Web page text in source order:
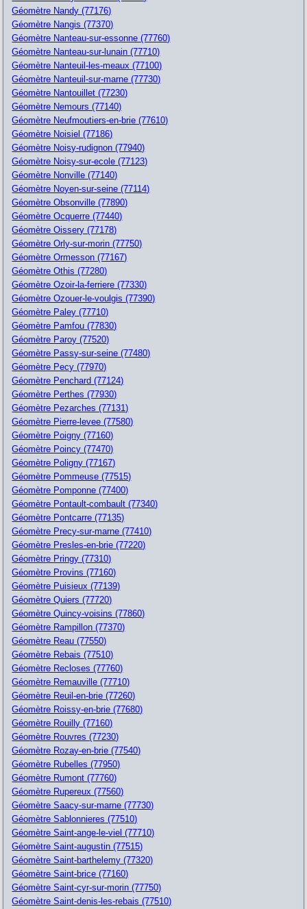
Géomètre Nandy (77176)
Géomètre Nangis (77370)
Géomètre Nanteau-sur-essonne (77760)
Géomètre Nanteau-sur-lunain (77710)
Géomètre Nanteuil-les-meaux (77100)
Géomètre Nanteuil-sur-marne (77730)
Géomètre Nantouillet (77230)
Géomètre Nemours (77140)
Géomètre Neufmoutiers-en-brie (77610)
Géomètre Noisiel (77186)
Géomètre Noisy-rudignon (77940)
Géomètre Noisy-sur-ecole (77123)
Géomètre Nonville (77140)
Géomètre Noyen-sur-seine (77114)
Géomètre Obsonville (77890)
Géomètre Ocquerre (77440)
Géomètre Oissery (77178)
Géomètre Orly-sur-morin (77750)
Géomètre Ormesson (77167)
Géomètre Othis (77280)
Géomètre Ozoir-la-ferriere (77330)
Géomètre Ozouer-le-voulgis (77390)
Géomètre Paley (77710)
Géomètre Pamfou (77830)
Géomètre Paroy (77520)
Géomètre Passy-sur-seine (77480)
Géomètre Pecy (77970)
Géomètre Penchard (77124)
Géomètre Perthes (77930)
Géomètre Pezarches (77131)
Géomètre Pierre-levee (77580)
Géomètre Poigny (77160)
Géomètre Poincy (77470)
Géomètre Poligny (77167)
Géomètre Pommeuse (77515)
Géomètre Pomponne (77400)
Géomètre Pontault-combault (77340)
Géomètre Pontcarre (77135)
Géomètre Precy-sur-marne (77410)
Géomètre Presles-en-brie (77220)
Géomètre Pringy (77310)
Géomètre Provins (77160)
Géomètre Puisieux (77139)
Géomètre Quiers (77720)
Géomètre Quincy-voisins (77860)
Géomètre Rampillon (77370)
Géomètre Reau (77550)
Géomètre Rebais (77510)
Géomètre Recloses (77760)
Géomètre Remauville (77710)
Géomètre Reuil-en-brie (77260)
Géomètre Roissy-en-brie (77680)
Géomètre Rouilly (77160)
Géomètre Rouvres (77230)
Géomètre Rozay-en-brie (77540)
Géomètre Rubelles (77950)
Géomètre Rumont (77760)
Géomètre Rupereux (77560)
Géomètre Saacy-sur-marne (77730)
Géomètre Sablonnieres (77510)
Géomètre Saint-ange-le-viel (77710)
Géomètre Saint-augustin (77515)
Géomètre Saint-barthelemy (77320)
Géomètre Saint-brice (77160)
Géomètre Saint-cyr-sur-morin (77750)
Géomètre Saint-denis-les-rebais (77510)